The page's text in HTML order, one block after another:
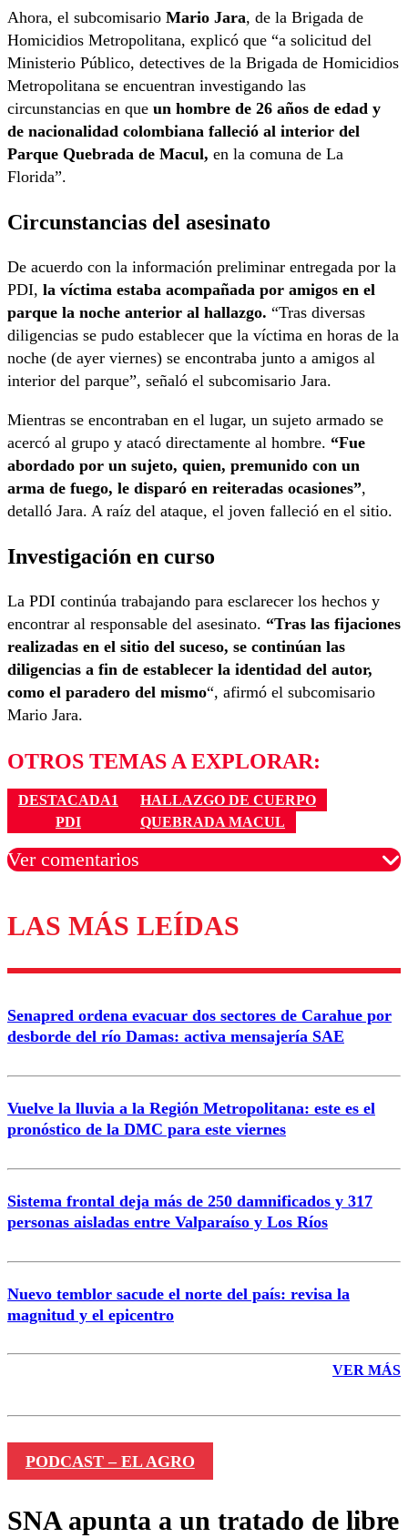
Ahora, el subcomisario Mario Jara, de la Brigada de
Homicidios Metropolitana, explicó que “a solicitud del
Ministerio Público, detectives de la Brigada de Homicidios
Metropolitana se encuentran investigando las
circunstancias en que un hombre de 26 años de edad y
de nacionalidad colombiana falleció al interior del
Parque Quebrada de Macul, en la comuna de La
Florida”.
Circunstancias del asesinato
De acuerdo con la información preliminar entregada por la
PDI, la víctima estaba acompañada por amigos en el
parque la noche anterior al hallazgo. “Tras diversas
diligencias se pudo establecer que la víctima en horas de la
noche (de ayer viernes) se encontraba junto a amigos al
interior del parque”, señaló el subcomisario Jara.
Mientras se encontraban en el lugar, un sujeto armado se
acercó al grupo y atacó directamente al hombre. “Fue
abordado por un sujeto, quien, premunido con un
arma de fuego, le disparó en reiteradas ocasiones”,
detalló Jara. A raíz del ataque, el joven falleció en el sitio.
Investigación en curso
La PDI continúa trabajando para esclarecer los hechos y
encontrar al responsable del asesinato. “Tras las fijaciones
realizadas en el sitio del suceso, se continúan las
diligencias a fin de establecer la identidad del autor,
como el paradero del mismo“, afirmó el subcomisario
Mario Jara.
OTROS TEMAS A EXPLORAR:
DESTACADA1
HALLAZGO DE CUERPO
PDI
QUEBRADA MACUL
Ver comentarios
Los comentarios son moderados para garantizar un
diálogo respetuoso.
Correo
Enviar comentario
LAS MÁS LEÍDAS
Senapred ordena evacuar dos sectores de Carahue por
desborde del río Damas: activa mensajería SAE
Vuelve la lluvia a la Región Metropolitana: este es el
pronóstico de la DMC para este viernes
Sistema frontal deja más de 250 damnificados y 317
personas aisladas entre Valparaíso y Los Ríos
Nuevo temblor sacude el norte del país: revisa la
magnitud y el epicentro
VER MÁS
PODCAST – EL AGRO
SNA apunta a un tratado de libre